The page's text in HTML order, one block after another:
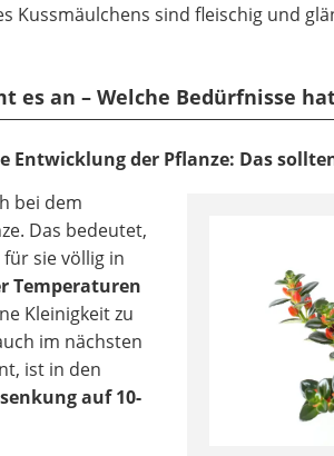
Kussmäulchens sind fleischig und
es an – Welche Bedürfnisse
Entwicklung der Pflanze: Das
bei dem
Das bedeutet,
sie völlig in
Temperaturen
Kleinigkeit zu
im nächsten
ist in den
auf 10-